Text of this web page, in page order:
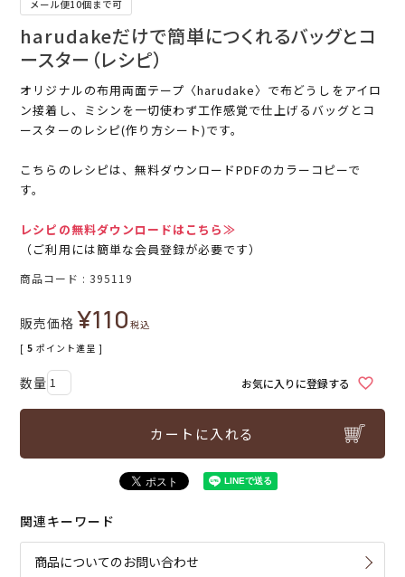
メール便10個まで可
harudakeだけで簡単につくれるバッグとコ
ースター（レシピ）
オリジナルの布用両面テープ〈harudake〉で布どうしをアイロ
ン接着し、ミシンを一切使わず工作感覚で仕上げるバッグとコ
ースターのレシピ(作り方シート)です。
こちらのレシピは、無料ダウンロードPDFのカラーコピーで
す。
レシピの無料ダウンロードはこちら≫
（ご利用には簡単な会員登録が必要です）
商品コード 395119
販売価格 ¥110税込
[ 5 ポイント進呈 ]
お気に入りに登録する
カートに入れる
関連キーワード
商品についてのお問い合わせ